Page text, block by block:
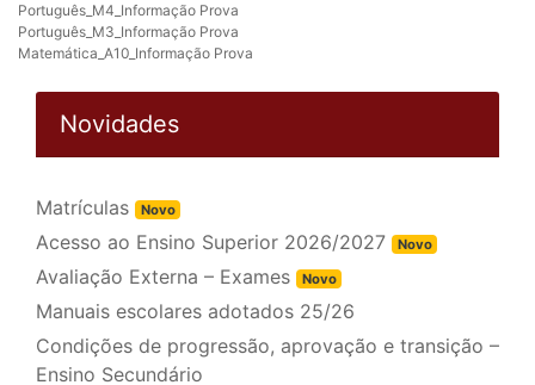
Português_M4_Informação Prova
Português_M3_Informação Prova
Matemática_A10_Informação Prova
Novidades
Matrículas Novo
Acesso ao Ensino Superior 2026/2027 Novo
Avaliação Externa – Exames Novo
Manuais escolares adotados 25/26
Condições de progressão, aprovação e transição –
Ensino Secundário